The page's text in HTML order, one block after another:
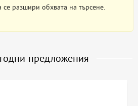
се разшири обхвата на търсене.
предложения